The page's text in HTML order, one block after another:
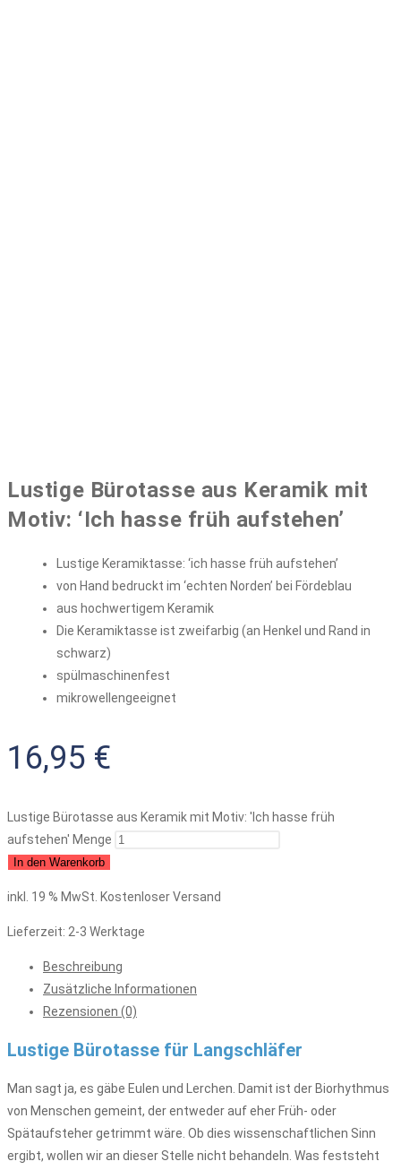
Lustige Bürotasse aus Keramik mit
Motiv: ‘Ich hasse früh aufstehen’
Lustige Keramiktasse: ‘ich hasse früh aufstehen’
von Hand bedruckt im ‘echten Norden’ bei Fördeblau
aus hochwertigem Keramik
Die Keramiktasse ist zweifarbig (an Henkel und Rand in
schwarz)
spülmaschinenfest
mikrowellengeeignet
16,95 €
Lustige Bürotasse aus Keramik mit Motiv: 'Ich hasse früh
aufstehen' Menge
In den Warenkorb
inkl. 19 % MwSt. Kostenloser Versand
Lieferzeit: 2-3 Werktage
Beschreibung
Zusätzliche Informationen
Rezensionen (0)
Lustige Bürotasse für Langschläfer
Man sagt ja, es gäbe Eulen und Lerchen. Damit ist der Biorhythmus
von Menschen gemeint, der entweder auf eher Früh- oder
Spätaufsteher getrimmt wäre. Ob dies wissenschaftlichen Sinn
ergibt, wollen wir an dieser Stelle nicht behandeln. Was feststeht